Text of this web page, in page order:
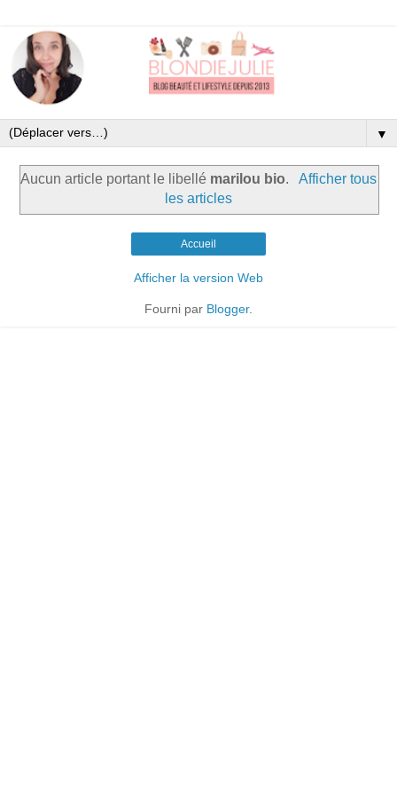
▼
Aucun article portant le libellé marilou bio.
Afficher tous
les articles
Accueil
Afficher la version Web
Fourni par Blogger.